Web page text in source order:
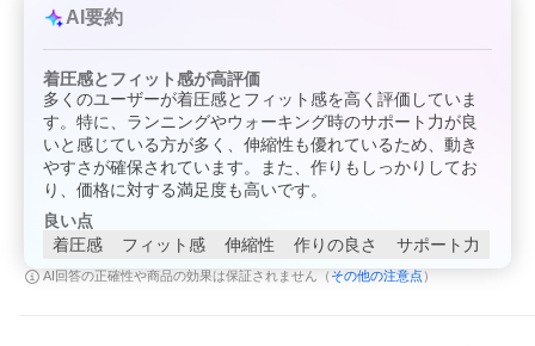
HEATGEAR ARMOUR(ヒートギアアーマー)：吸汗速乾性と伸縮性
に優れたファブリックにより、酷暑時でも涼しく、身体をドライ
で快適に保つ
4wayストレッチ：４方向へのストレッチ性に優れ、あらゆる動き
をスムーズにする
水分コントロール：汗を素早く吸収、外部へ発散し、アスリート
の身体を常にドライに保つ
臭いを軽減
UPF50
前開きなし
【素材】
79% ポリエステル, 21% ポリウレタン
Thailand
AI要約
着圧感とフィット感が高評価
多くのユーザーが着圧感とフィット感を高く評価していま
す。特に、ランニングやウォーキング時のサポート力が良
いと感じている方が多く、伸縮性も優れているため、動き
やすさが確保されています。また、作りもしっかりしてお
り、価格に対する満足度も高いです。
良い点
着圧感
フィット感 伸縮性 作りの良さ サポート力
AI回答の正確性や商品の効果は保証されません（ その他の注意点 ）